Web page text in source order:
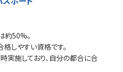
約50%。
しやすい資格です。
実施しており、自分の都合に合